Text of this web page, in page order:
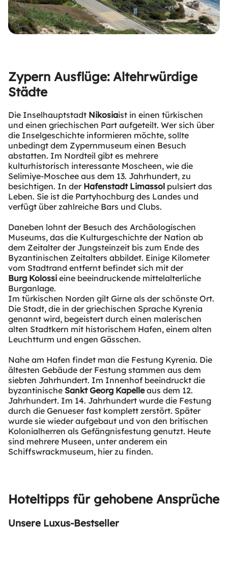
Zypern Ausflüge: Altehrwürdige
Städte
Die Inselhauptstadt Nikosiaist in einen türkischen
und einen griechischen Part aufgeteilt. Wer sich über
die Inselgeschichte informieren möchte, sollte
unbedingt dem Zypernmuseum einen Besuch
abstatten. Im Nordteil gibt es mehrere
kulturhistorisch interessante Moscheen, wie die
Selimiye-Moschee aus dem 13. Jahrhundert, zu
besichtigen. In der Hafenstadt Limassol pulsiert das
Leben. Sie ist die Partyhochburg des Landes und
verfügt über zahlreiche Bars und Clubs.
Daneben lohnt der Besuch des Archäologischen
Museums, das die Kulturgeschichte der Nation ab
dem Zeitalter der Jungsteinzeit bis zum Ende des
Byzantinischen Zeitalters abbildet. Einige Kilometer
vom Stadtrand entfernt befindet sich mit der
Burg Kolossi eine beeindruckende mittelalterliche
Burganlage.
Im türkischen Norden gilt Girne als der schönste Ort.
Die Stadt, die in der griechischen Sprache Kyrenia
genannt wird, begeistert durch einen malerischen
alten Stadtkern mit historischem Hafen, einem alten
Leuchtturm und engen Gässchen.
Nahe am Hafen findet man die Festung Kyrenia. Die
ältesten Gebäude der Festung stammen aus dem
siebten Jahrhundert. Im Innenhof beeindruckt die
byzantinische Sankt Georg Kapelleaus dem 12.
Jahrhundert. Im 14. Jahrhundert wurde die Festung
durch die Genueser fast komplett zerstört. Später
wurde sie wieder aufgebaut und von den britischen
Kolonialherren als Gefängnisfestung genutzt. Heute
sind mehrere Museen, unter anderem ein
Schiffswrackmuseum, hier zu finden.
Hoteltipps für gehobene Ansprüche
Unsere Luxus-Bestseller